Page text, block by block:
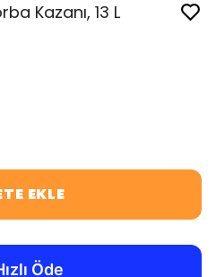
Kazanı, 13 L
EKLE